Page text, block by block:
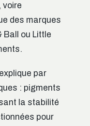
voire
des marques
Ball ou Little
par
: pigments
la stabilité
pour